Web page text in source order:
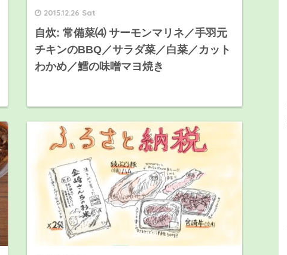
2015.12.26 Sat
自炊: 常備菜⑷ サーモンマリネ／手羽元
チキンのBBQ／サラダ菜／白菜／カット
わかめ／鱈の味噌マヨ焼き